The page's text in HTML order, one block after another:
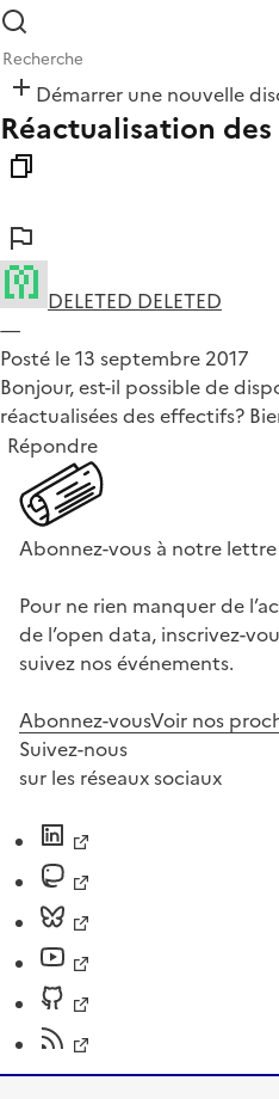
Démarrer une nouvelle
Réactualisation
DELETED DELETED
—
Posté le 13 septembre 2017
Bonjour, est-il possible de
réactualisées des effectifs?
Répondre
Abonnez-vous à notre
Pour ne rien manquer de
de l’open data, inscrivez-
suivez nos événements.
Abonnez-vousVoir nos
Suivez-nous
sur les réseaux sociaux